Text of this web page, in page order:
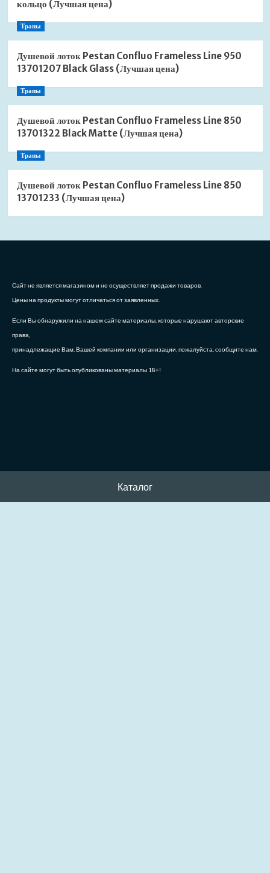
кольцо (Лучшая цена)
Трапы
Душевой лоток Pestan Confluo Frameless Line 950
13701207 Black Glass (Лучшая цена)
Трапы
Душевой лоток Pestan Confluo Frameless Line 850
13701322 Black Matte (Лучшая цена)
Трапы
Душевой лоток Pestan Confluo Frameless Line 850
13701233 (Лучшая цена)
Сайт не является магазином и не осуществляет продажи товаров.
Цены на продукты могут отличаться от заявленных.
Если Вы обнаружили на нашем сайте материалы, которые нарушают авторские
права,
принадлежащие Вам, Вашей компании или организации, пожалуйста, сообщите нам.
На сайте могут быть опубликованы материалы 18+!
Каталог